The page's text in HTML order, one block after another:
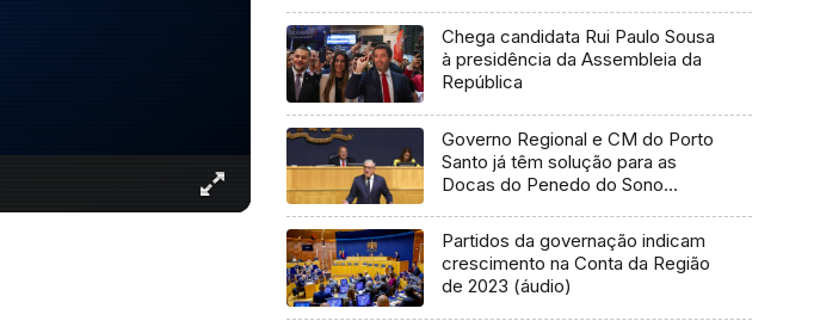
Chega candidata Rui Paulo Sousa
à presidência da Assembleia da
República
Governo Regional e CM do Porto
Santo já têm solução para as
Docas do Penedo do Sono
Partidos da governação indicam
crescimento na Conta da Região
de 2023 (áudio)